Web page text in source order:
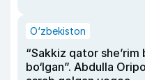
O‘zbekiston
“Sakkiz qator
bo‘lgan”. Abdulla